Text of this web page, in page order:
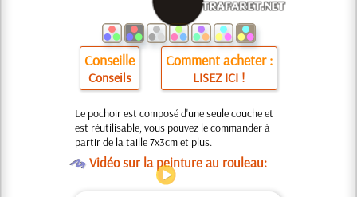
Conseille
Conseils
Comment acheter :
LISEZ ICI !
Le pochoir est composé d'une seule couche et
est réutilisable, vous pouvez le commander à
partir de la taille 7x3cm et plus.
OVidéo sur la peinture au rouleau: